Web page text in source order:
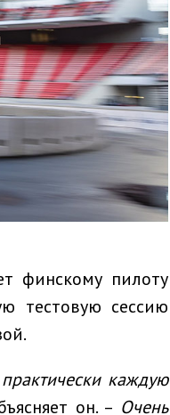
финскому пилоту
тестовую сессию
каждую
он. – Очень